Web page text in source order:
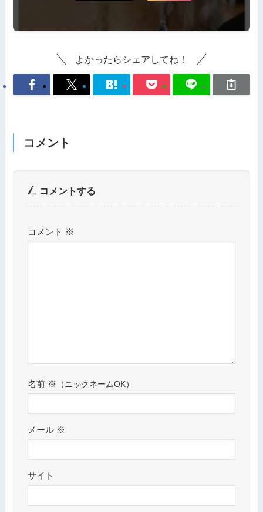
よかったらシェアしてね！
コメント
コメントする
コメント ※
名前 ※
メール ※
サイト